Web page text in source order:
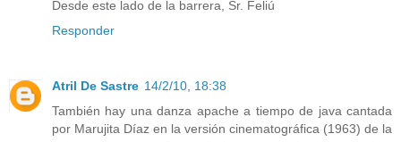
Desde este lado de la barrera, Sr. Feliú
Responder
Atril De Sastre 14/2/10, 18:38
También hay una danza apache a tiempo de java cantada
por Marujita Díaz en la versión cinematográfica (1963) de la